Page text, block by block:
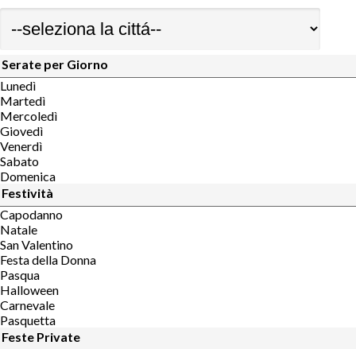
Serate per Giorno
Lunedì
Martedì
Mercoledì
Giovedì
Venerdì
Sabato
Domenica
Festività
Capodanno
Natale
San Valentino
Festa della Donna
Pasqua
Halloween
Carnevale
Pasquetta
Feste Private